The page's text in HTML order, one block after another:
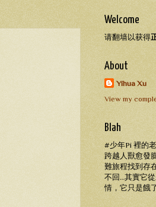
Welcome
请翻墙以获得
About
Yihua Xu
View my
Blah
#少年Pi 裡的
跨越人獸愈發
難旅程找到存
不回…其實它
情，它只是餓